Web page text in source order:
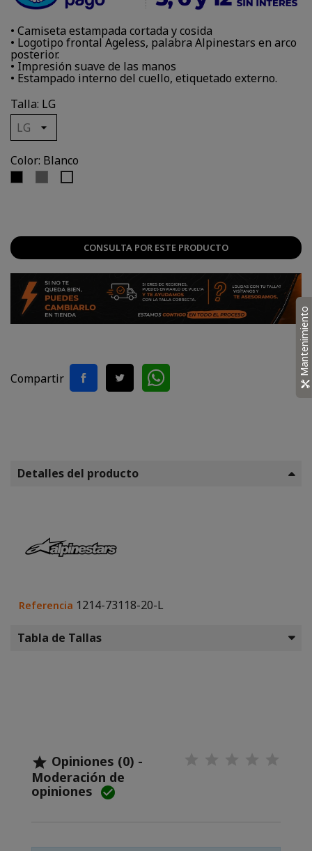
• Camiseta estampada cortada y cosida
• Logotipo frontal Ageless, palabra Alpinestars en arco
posterior.
• Impresión suave de las manos
• Estampado interno del cuello, etiquetado externo.
Talla: LG
Color: Blanco
Gris
CONSULTA POR ESTE PRODUCTO
Compartir
Detalles del producto
Referencia 1214-73118-20-L
Tabla de Tallas
 Opiniones (0) -
Moderación de
opiniones 
Mantenimiento